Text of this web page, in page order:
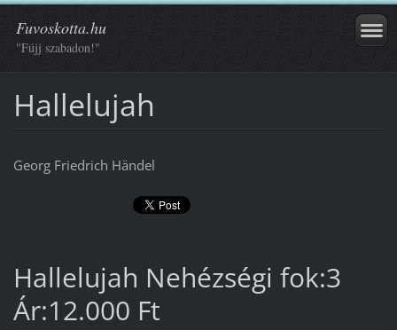
Fuvoskotta.hu
"Fújj szabadon!"
Hallelujah
Georg Friedrich Händel
Hallelujah Nehézségi fok:3
Ár:12.000 Ft